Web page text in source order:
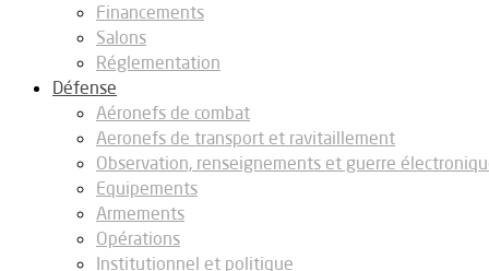
Financements
Salons
Réglementation
Défense
Aéronefs de combat
Aeronefs de transport et ravitaillement
Observation, renseignements et guerre
Equipements
Armements
Opérations
Institutionnel et politique